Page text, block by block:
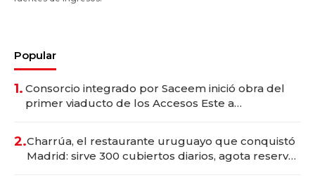
Popular
1. Consorcio integrado por Saceem inició obra del
primer viaducto de los Accesos Este a
2.Charrúa, el restaurante uruguayo que conquistó
Madrid: sirve 300 cubiertos diarios, agota reservas